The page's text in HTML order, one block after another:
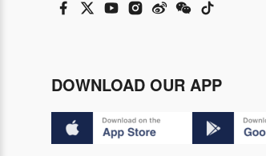
DOWNLOAD OUR APP